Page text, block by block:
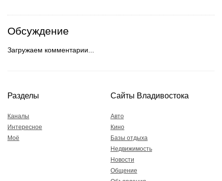
Обсуждение
Загружаем комментарии...
Разделы
Каналы
Интересное
Моё
Сайты Владивостока
Авто
Кино
Базы отдыха
Недвижимость
Новости
Общение